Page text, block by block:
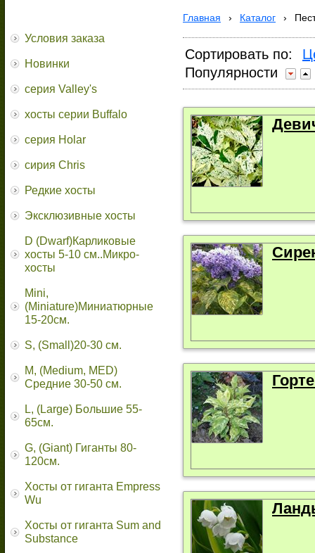
Условия заказа
Новинки
серия Valley's
хосты серии Buffalo
серия Holar
сирия Chris
Редкие хосты
Эксклюзивные хосты
D (Dwarf)Карликовые
хосты 5-10 см..Микро-
хосты
Mini,
(Miniature)Миниатюрные
15-20см.
S, (Small)20-30 см.
M, (Medium, MED)
Средние 30-50 см.
L, (Large) Большие 55-
65cм.
G, (Giant) Гиганты 80-
120см.
Хосты от гиганта Empress
Wu
Хосты от гиганта Sum and
Substance
Главная › Каталог ›
Сортировать по:
Популярности